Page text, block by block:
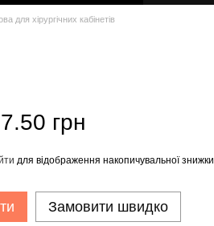
для хірургічних кабінетів
грн
для відображення накопичувальної знижки
Замовити швидко